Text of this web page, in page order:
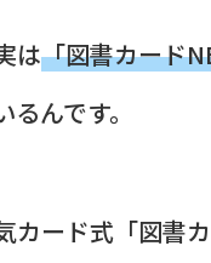
は「図書カード
んです。
カード式「図書